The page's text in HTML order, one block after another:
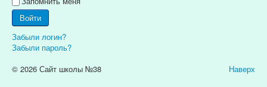
Войти
Забыли логин?
Забыли пароль?
Наверх
© 2026 Сайт школы №38